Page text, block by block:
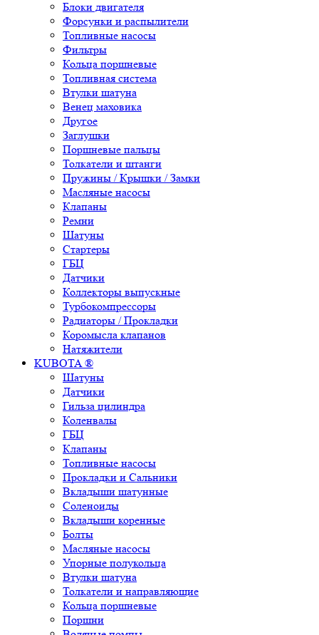
Блоки двигателя
Форсунки и распылители
Топливные насосы
Фильтры
Кольца поршневые
Топливная система
Втулки шатуна
Венец маховика
Другое
Заглушки
Поршневые пальцы
Толкатели и штанги
Пружины / Крышки / Замки
Масляные насосы
Клапаны
Ремни
Шатуны
Стартеры
ГБЦ
Датчики
Коллекторы выпускные
Турбокомпрессоры
Радиаторы / Прокладки
Коромысла клапанов
Натяжители
KUBOTA ®
Шатуны
Датчики
Гильза цилиндра
Коленвалы
ГБЦ
Клапаны
Топливные насосы
Прокладки и Сальники
Вкладыши шатунные
Соленоиды
Вкладыши коренные
Болты
Масляные насосы
Упорные полукольца
Втулки шатуна
Толкатели и направляющие
Кольца поршневые
Поршни